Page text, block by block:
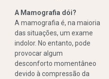
A Mamografia dói?
A mamografia é, na maioria
das situações, um exame
indolor. No entanto, pode
provocar algum
desconforto momentâneo
devido à compressão da